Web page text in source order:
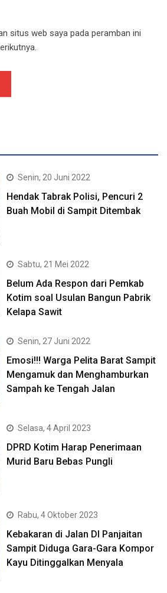
situs web saya pada peramban ini
Senin, 20 Juni 2022
Hendak Tabrak Polisi, Pencuri 2
Buah Mobil di Sampit Ditembak
Sabtu, 21 Mei 2022
Belum Ada Respon dari Pemkab
Kotim soal Usulan Bangun Pabrik
Kelapa Sawit
Senin, 27 Juni 2022
Emosi!!! Warga Pelita Barat Sampit
Mengamuk dan Menghamburkan
Sampah ke Tengah Jalan
Selasa, 4 April 2023
DPRD Kotim Harap Penerimaan
Murid Baru Bebas Pungli
Rabu, 4 Oktober 2023
Kebakaran di Jalan DI Panjaitan
Sampit Diduga Gara-Gara Kompor
Kayu Ditinggalkan Menyala